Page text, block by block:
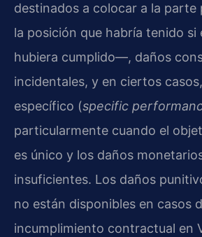
destinados a colocar a la parte
la posición que habría tenido
hubiera cumplido—, daños
incidentales, y en ciertos
específico (specific
particularmente cuando el
es único y los daños
insuficientes. Los daños
no están disponibles en casos
incumplimiento contractual en